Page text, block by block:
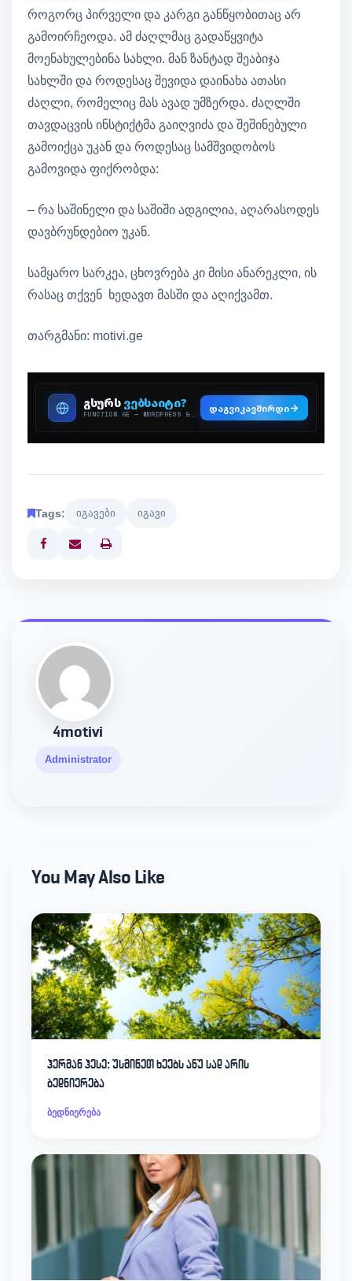
როგორც პირველი და კარგი განწყობითაც არ
გამოირჩეოდა. ამ ძაღლმაც გადაწყვიტა
მოენახულებინა სახლი. მან ზანტად შეაბიჯა
სახლში და როდესაც შევიდა დაინახა ათასი
ძაღლი, რომელიც მას ავად უმზერდა. ძაღლში
თავდაცვის ინსტიქტმა გაიღვიძა და შეშინებული
გამოიქცა უკან და როდესაც სამშვიდობოს
გამოვიდა ფიქრობდა:
– რა საშინელი და საშიში ადგილია, აღარასოდეს
დავბრუნდებიო უკან.
სამყარო სარკეა, ცხოვრება კი მისი ანარეკლი, ის
რასაც თქვენ ხედავთ მასში და აღიქვამთ.
თარგმანი: motivi.ge
Tags: იგავები იგავი
Print
4motivi
Administrator
You May Also Like
ჰერმან ჰესე: უსმინეთ ხეებს ანუ სად არის
ბედნიერება
ბედნიერება